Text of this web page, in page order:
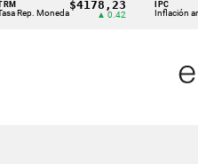
Moneda
$4178,23
▲ 0.42
IPC
Inflación anual